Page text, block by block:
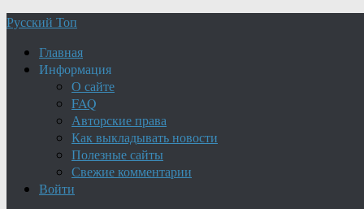
Русский Топ
Главная
Информация
О сайте
FAQ
Авторские права
Как выкладывать новости
Полезные сайты
Свежие комментарии
Войти